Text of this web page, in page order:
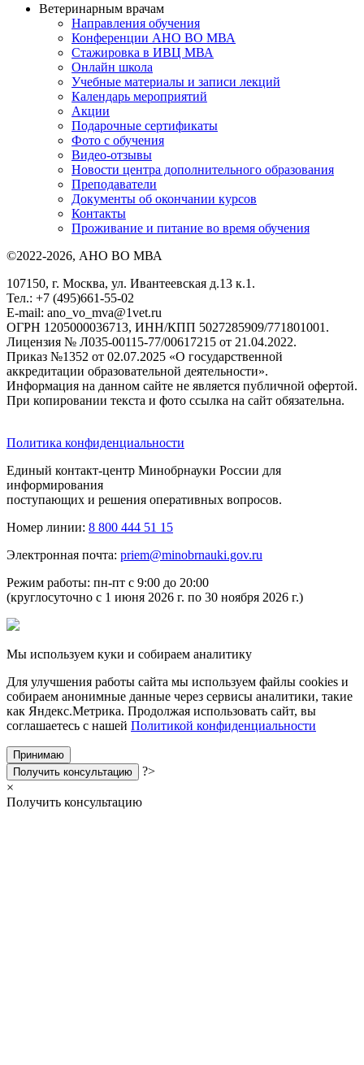
Ветеринарным врачам
Направления обучения
Конференции АНО ВО МВА
Стажировка в ИВЦ МВА
Онлайн школа
Учебные материалы и записи лекций
Календарь мероприятий
Акции
Подарочные сертификаты
Фото с обучения
Видео-отзывы
Новости центра дополнительного образования
Преподаватели
Документы об окончании курсов
Контакты
Проживание и питание во время обучения
©2022-2026, АНО ВО МВА
107150, г. Москва, ул. Ивантеевская д.13 к.1.
Тел.: +7 (495)661-55-02
E-mail: ano_vo_mva@1vet.ru
ОГРН 1205000036713, ИНН/КПП 5027285909/771801001.
Лицензия № Л035-00115-77/00617215 от 21.04.2022.
Приказ №1352 от 02.07.2025 «О государственной
аккредитации образовательной деятельности».
Информация на данном сайте не является публичной офертой.
При копировании текста и фото ссылка на сайт обязательна.
Политика конфиденциальности
Единый контакт-центр Минобрнауки России для
информирования
поступающих и решения оперативных вопросов.
Номер линии: 8 800 444 51 15
Электронная почта: priem@minobrnauki.gov.ru
Режим работы: пн-пт с 9:00 до 20:00
(круглосуточно с 1 июня 2026 г. по 30 ноября 2026 г.)
Мы используем куки и собираем аналитику
Для улучшения работы сайта мы используем файлы cookies и
собираем анонимные данные через сервисы аналитики, такие
как Яндекс.Метрика. Продолжая использовать сайт, вы
соглашаетесь с нашей Политикой конфиденциальности
Принимаю
Получить консультацию
?>
×
Получить консультацию